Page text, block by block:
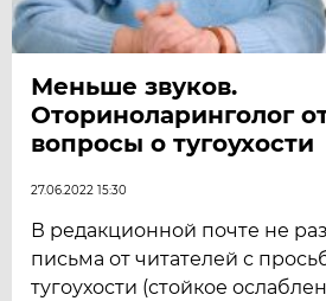
Меньше звуков.
Оториноларинголог
вопросы о тугоухости
27.06.2022 15:30
В редакционной почте не
письма от читателей с
тугоухости (стойкое